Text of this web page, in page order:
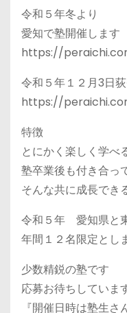
令和５年冬より
愛知で塾開催します
https://
令和５年１２月3日
https://
特徴
とにかく楽しく学べ
塾卒業後も付き合っ
そんな共に成長でき
令和５年 愛知県と
年間１２名限定とし
少数精鋭の塾です
応募お待ちしていま
『開催日時は塾生さ